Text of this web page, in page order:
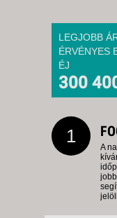
LEGJOBB
ÉRVÉNYES
ÉJ
300
1
A